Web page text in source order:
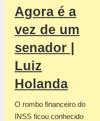
Agora é a
vez de um
senador |
Luiz
Holanda
O rombo financeiro do
INSS ficou conhecido